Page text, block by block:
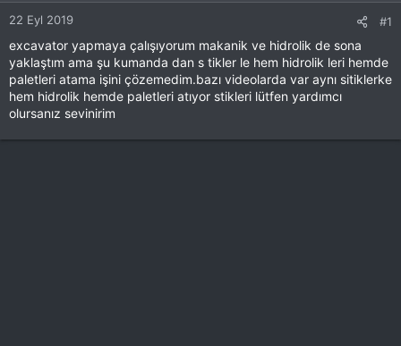
22 Eyl 2019 #1
excavator yapmaya çalışıyorum makanik ve hidrolik de sona
yaklaştım ama şu kumanda dan s tikler le hem hidrolik leri hemde
paletleri atama işini çözemedim.bazı videolarda var aynı sitiklerke
hem hidrolik hemde paletleri atıyor stikleri lütfen yardımcı
olursanız sevinirim